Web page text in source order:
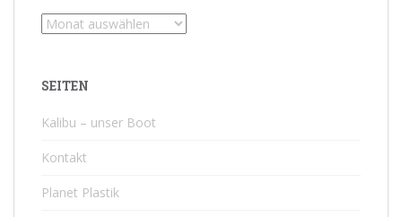
Archiv
SEITEN
Kalibu – unser Boot
Kontakt
Planet Plastik